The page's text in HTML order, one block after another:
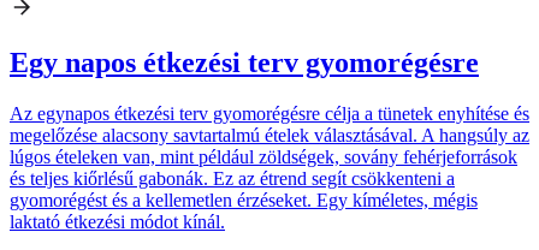
Egy napos étkezési terv gyomorégésre
Az egynapos étkezési terv gyomorégésre célja a tünetek enyhítése és
megelőzése alacsony savtartalmú ételek választásával. A hangsúly az
lúgos ételeken van, mint például zöldségek, sovány fehérjeforrások
és teljes kiőrlésű gabonák. Ez az étrend segít csökkenteni a
gyomorégést és a kellemetlen érzéseket. Egy kíméletes, mégis
laktató étkezési módot kínál.